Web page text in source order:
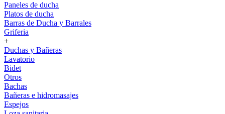
Paneles de ducha
Platos de ducha
Barras de Ducha y Barrales
Griferia
+
Duchas y Bañeras
Lavatorio
Bidet
Otros
Bachas
Bañeras e hidromasajes
Espejos